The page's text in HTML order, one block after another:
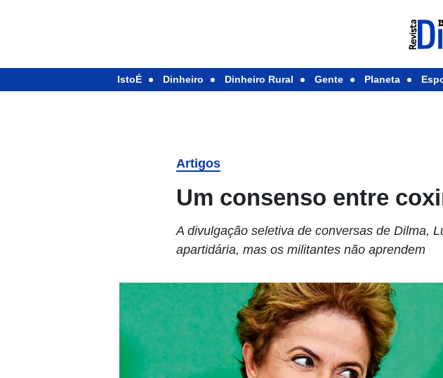
IstoÉ Dinheiro Dinheiro Rural Gente Planeta
Artigos
Um consenso entre
A divulgação seletiva de conversas de Dilma,
apartidária, mas os militantes não aprendem